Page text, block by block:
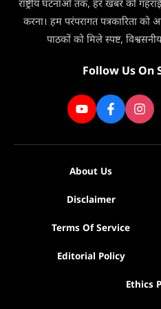
सिर्फ
3
दिन
सेवा
राष्ट्रीय घटनाओं तक, हर खबर को
करना। हम परंपरागत पत्रकारिता
पाठकों को मिले स्पष्ट,
Follow Us On
About Us
Disclaimer
Terms Of Service
Editorial Policy
Ethics